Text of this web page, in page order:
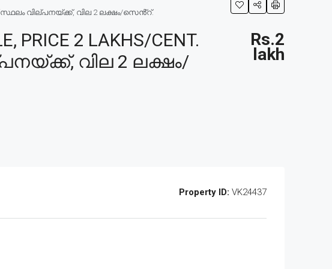
സ്ഥലം വില്പനയ്ക്ക്, വില 2 ലക്ഷം/സെൻ്റ്.
PRICE 2 LAKHS/CENT.
വില 2 ലക്ഷം/
Rs.2
lakh
Property ID: VK24437